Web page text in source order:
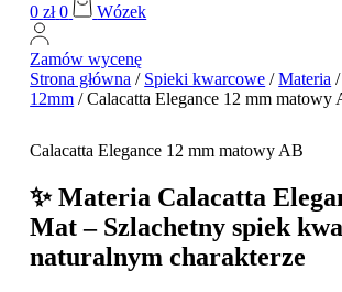
0zł 0 Wózek
Zamów wycenę
Strona główna / Spieki kwarcowe /Materia
12mm / Calacatta Elegance 12 mm matowy
Calacatta Elegance 12 mm matowy AB
✨ Materia Calacatta
Mat – Szlachetny spiek
naturalnym charakterze